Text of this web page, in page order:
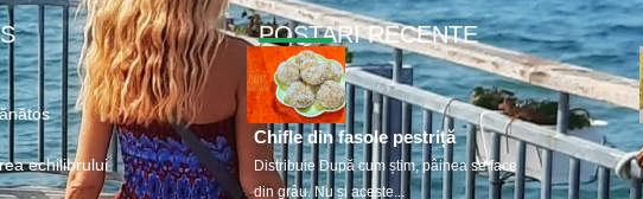
echilibrului
POSTARI RECENTE
Chifle din fasole pestriță
Distribuie După cum știm, pâinea se face
din grâu. Nu și aceste...